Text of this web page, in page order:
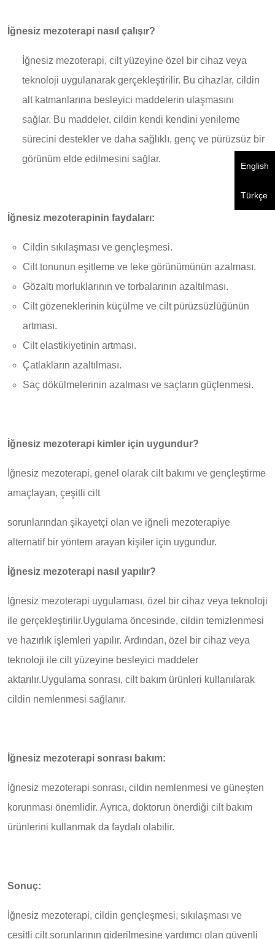
English
Türkçe
İğnesiz mezoterapi nasıl çalışır?
İğnesiz mezoterapi, cilt yüzeyine özel bir cihaz veya
teknoloji uygulanarak gerçekleştirilir. Bu cihazlar, cildin
alt katmanlarına besleyici maddelerin ulaşmasını
sağlar. Bu maddeler, cildin kendi kendini yenileme
sürecini destekler ve daha sağlıklı, genç ve pürüzsüz bir
görünüm elde edilmesini sağlar.
İğnesiz mezoterapinin faydaları:
Cildin sıkılaşması ve gençleşmesi.
Cilt tonunun eşitleme ve leke görünümünün azalması.
Gözaltı morluklarının ve torbalarının azaltılması.
Cilt gözeneklerinin küçülme ve cilt pürüzsüzlüğünün
artması.
Cilt elastikiyetinin artması.
Çatlakların azaltılması.
Saç dökülmelerinin azalması ve saçların güçlenmesi.
İğnesiz mezoterapi kimler için uygundur?
İğnesiz mezoterapi, genel olarak cilt bakımı ve gençleştirme
amaçlayan, çeşitli cilt
sorunlarından şikayetçi olan ve iğneli mezoterapiye
alternatif bir yöntem arayan kişiler için uygundur.
İğnesiz mezoterapi nasıl yapılır?
İğnesiz mezoterapi uygulaması, özel bir cihaz veya teknoloji
ile gerçekleştirilir.Uygulama öncesinde, cildin temizlenmesi
ve hazırlık işlemleri yapılır. Ardından, özel bir cihaz veya
teknoloji ile cilt yüzeyine besleyici maddeler
aktarılır.Uygulama sonrası, cilt bakım ürünleri kullanılarak
cildin nemlenmesi sağlanır.
İğnesiz mezoterapi sonrası bakım:
İğnesiz mezoterapi sonrası, cildin nemlenmesi ve güneşten
korunması önemlidir. Ayrıca, doktorun önerdiği cilt bakım
ürünlerini kullanmak da faydalı olabilir.
Sonuç:
İğnesiz mezoterapi, cildin gençleşmesi, sıkılaşması ve
çeşitli cilt sorunlarının giderilmesine yardımcı olan güvenli